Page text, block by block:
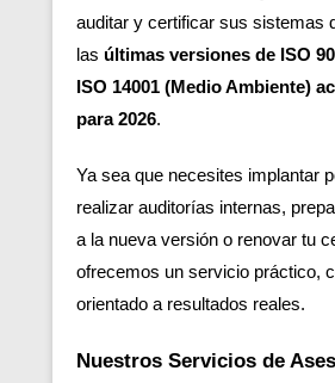
auditar y certificar sus sistemas
las últimas versiones de ISO
ISO 14001 (Medio Ambiente)
para 2026.
Ya sea que necesites implantar
realizar auditorías internas,
a la nueva versión o renovar tu
ofrecemos un servicio práctico,
orientado a resultados reales.
Nuestros Servicios de